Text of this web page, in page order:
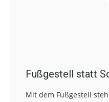
Fußgestell statt
Mit dem Fußgestell